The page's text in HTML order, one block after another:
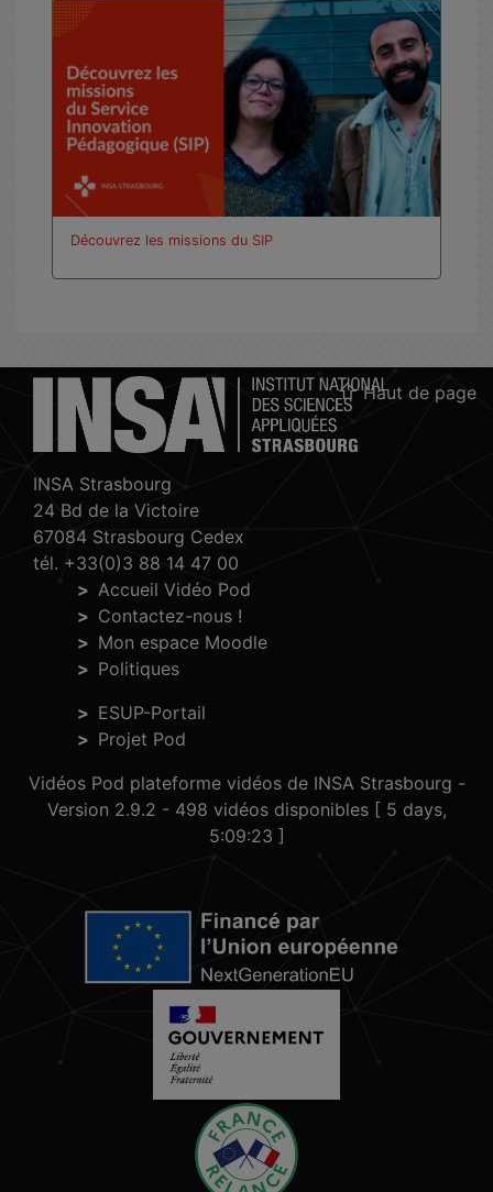
Découvrez les missions du SIP
Haut de page
INSA Strasbourg
24 Bd de la Victoire
67084 Strasbourg Cedex
tél. +33(0)3 88 14 47 00
Accueil Vidéo Pod
Contactez-nous !
Mon espace Moodle
Politiques
ESUP-Portail
Projet Pod
Vidéos Pod plateforme vidéos de INSA Strasbourg -
Version 2.9.2 - 498 vidéos disponibles [ 5 days,
5:09:23 ]